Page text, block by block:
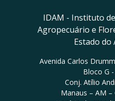
IDAM - Instituto
Agropecuário e
Estado do
Avenida Carlos
Bloco G
Conj. Atílio
Manaus – AM –